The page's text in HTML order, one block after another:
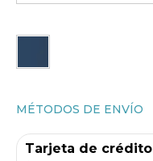
MÉTODOS DE ENVÍO
Tarjeta de crédito